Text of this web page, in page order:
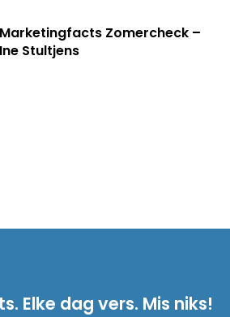
Marketingfacts Zomercheck –
Ine Stultjens
Elke dag vers. Mis niks!